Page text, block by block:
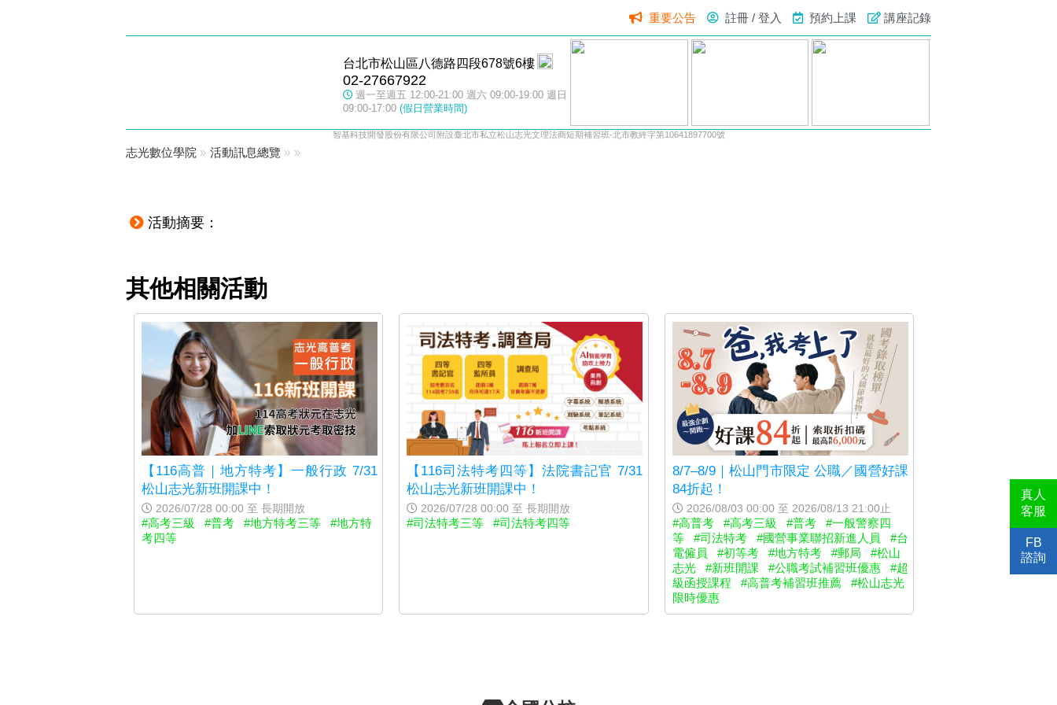
重要公告 註冊 / 登入 預約上課 講座記錄
台北市松山區八德路四段678號6樓
02-27667922
週一至週五 12:00-21:00 週六 09:00-19:00 週日
09:00-17:00 (假日營業時間)
真人
客服
FB
諮詢
智基科技開發股份有限公司附設臺北市私立松山志光文理法商短期補習班-北市教終字第10641897700號
志光數位學院 » 活動訊息總覽 » »
活動摘要：
其他相關活動
【116高普｜地方特考】一般行政 7/31
松山志光新班開課中！
2026/07/28 00:00 至 長期開放
#高考三級 #普考 #地方特考三等
#地方特
考四等
【116司法特考四等】法院書記官 7/31
松山志光新班開課中！
2026/07/28 00:00 至 長期開放
#司法特考三等 #司法特考四等
8/7–8/9｜松山門市限定 公職／國營好課
84折起！
2026/08/03 00:00 至 2026/08/13 21:00止
#高普考 #高考三級 #普考
#一般警察四
等
#司法特考 #國營事業聯招新進人員
#台
電僱員
#初等考 #地方特考 #郵局
#松山
志光
#新班開課 #公職考試補習班優惠
#超
級函授課程
#高普考補習班推薦
#松山志光
限時優惠